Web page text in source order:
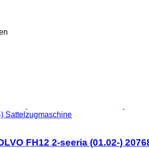
Sattelzugmaschine
FH12 2-seeria (01.02-)